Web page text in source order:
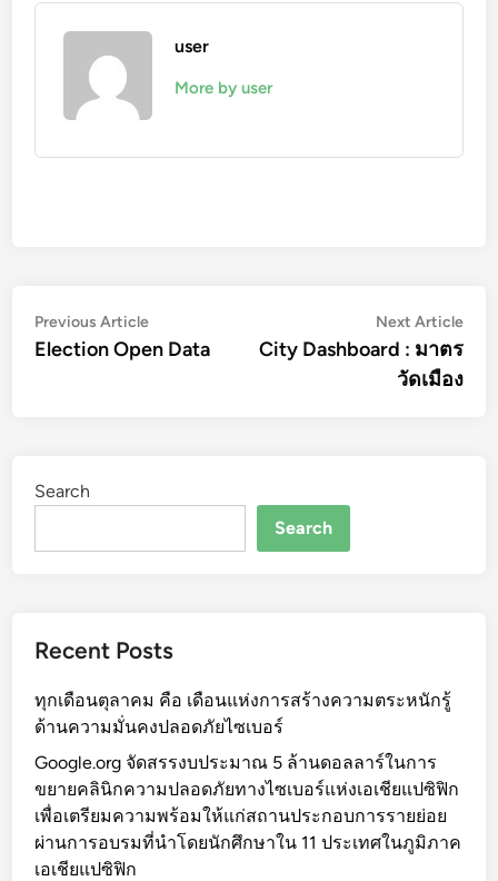
user
More by user
Post
navigation
Previous ArticlePrevious
article:
Election Open Data
Next Article
City Dashboard : มาตร
วัดเมือง
Search
Search
Recent Posts
ทุกเดือนตุลาคม คือ เดือนแห่งการสร้างความตระหนักรู้
ด้านความมั่นคงปลอดภัยไซเบอร์
Google.org จัดสรรงบประมาณ 5 ล้านดอลลาร์ในการ
ขยายคลินิกความปลอดภัยทางไซเบอร์แห่งเอเชียแปซิฟิก
เพื่อเตรียมความพร้อมให้แก่สถานประกอบการรายย่อย
ผ่านการอบรมที่นำโดยนักศึกษาใน 11 ประเทศในภูมิภาค
เอเชียแปซิฟิก